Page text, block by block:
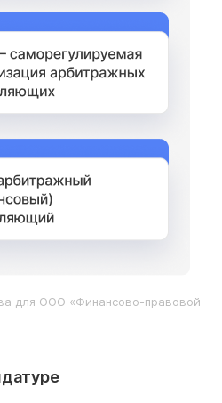
для ООО «Финансово-правовой